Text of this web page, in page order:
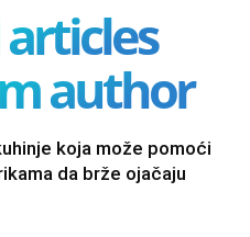
author
koja može pomoći
da brže ojačaju